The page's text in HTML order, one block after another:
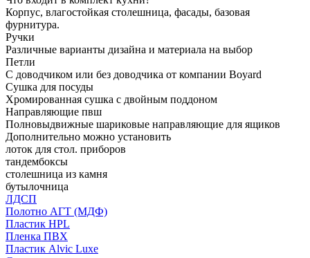
Корпус, влагостойкая столешница, фасады, базовая
фурнитура.
Ручки
Различные варианты дизайна и материала на выбор
Петли
С доводчиком или без доводчика от компании Boyard
Сушка для посуды
Хромированная сушка с двойным поддоном
Направляющие пвш
Полновыдвижные шариковые направляющие для ящиков
Дополнительно можно установить
лоток для стол. приборов
тандембоксы
столешница из камня
бутылочница
ЛДСП
Полотно АГТ (МДФ)
Пластик HPL
Пленка ПВХ
Пластик Alvic Luxe